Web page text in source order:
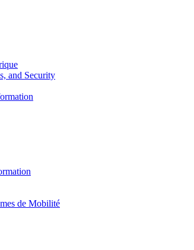
and Security
de Mobilité